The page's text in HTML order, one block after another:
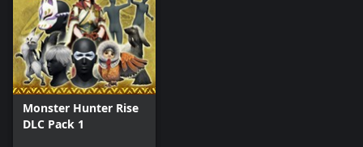
Monster Hunter Rise
DLC Pack 1